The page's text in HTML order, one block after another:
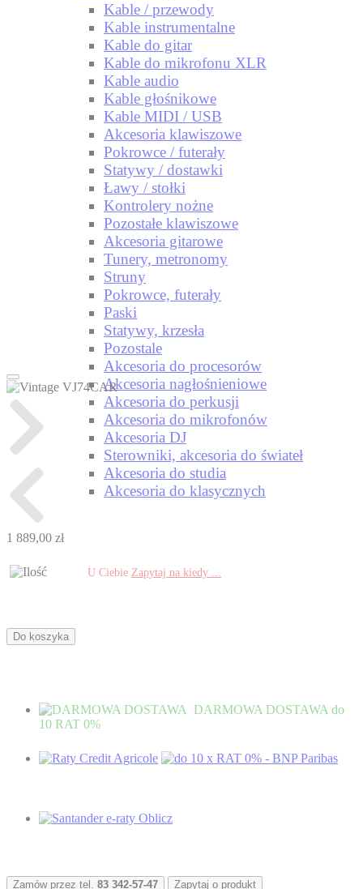
Kable / przewody
Kable instrumentalne
Kable do gitar
Kable do mikrofonu XLR
Kable audio
Kable głośnikowe
Kable MIDI / USB
Akcesoria klawiszowe
Pokrowce / futerały
Statywy / dostawki
Ławy / stołki
Kontrolery nożne
Pozostałe klawiszowe
Akcesoria gitarowe
Tunery, metronomy
Struny
Pokrowce, futerały
Paski
Statywy, krzesła
Pozostale
Akcesoria do procesorów
Akcesoria nagłośnieniowe
Akcesoria do perkusji
Akcesoria do mikrofonów
Akcesoria DJ
Sterowniki, akcesoria do świateł
Akcesoria do studia
Akcesoria do klasycznych
1 889,00 zł
U Ciebie Zapytaj na kiedy ...
Do koszyka
DARMOWA DOSTAWA do
10 RAT 0%
Zamów przez tel. 83 342-57-47 Zapytaj o produkt